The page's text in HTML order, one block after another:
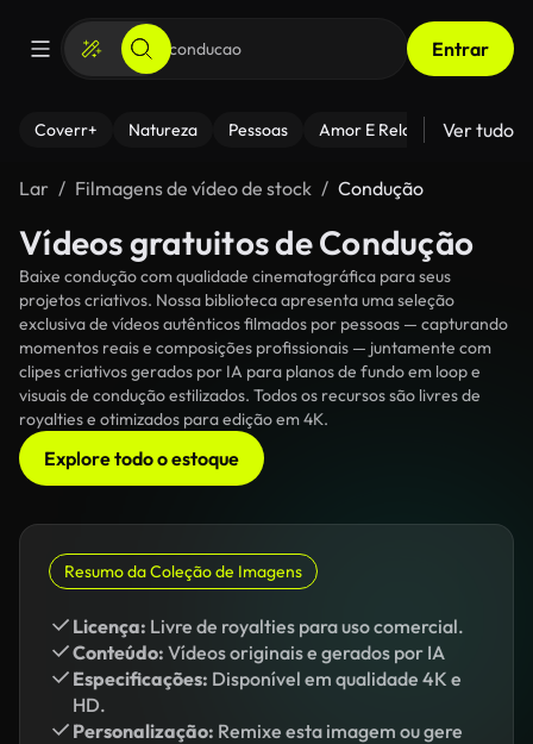
Entrar
Coverr+ Natureza Pessoas Amor E Relacionamentos
Ver tudo
Lar Filmagens de vídeo de stock Condução
Vídeos gratuitos de Condução
Baixe condução com qualidade cinematográfica para seus
projetos criativos. Nossa biblioteca apresenta uma seleção
exclusiva de vídeos autênticos filmados por pessoas — capturando
momentos reais e composições profissionais — juntamente com
clipes criativos gerados por IA para planos de fundo em loop e
visuais de condução estilizados. Todos os recursos são livres de
royalties e otimizados para edição em 4K.
Explore todo o estoque
Resumo da Coleção de Imagens
Licença: Livre de royalties para uso comercial.
Conteúdo: Vídeos originais e gerados por IA
Especificações: Disponível em qualidade 4K e
HD.
Personalização: Remixe esta imagem ou gere